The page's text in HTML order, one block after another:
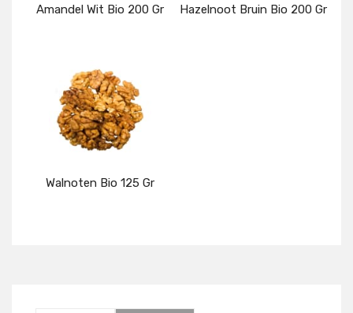
Amandel Wit Bio 200 Gr
Details
Hazelnoot Bruin Bio 200 Gr
Walnoten Bio 125 Gr